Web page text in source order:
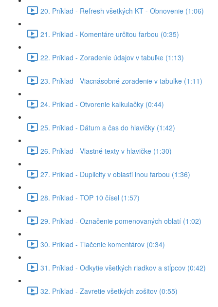
20. Príklad - Refresh všetkých KT - Obnovenie (1:06)
21. Príklad - Komentáre určitou farbou (0:35)
22. Príklad - Zoradenie údajov v tabuľke (1:13)
23. Príklad - Viacnásobné zoradenie v tabuľke (1:11)
24. Príklad - Otvorenie kalkulačky (0:44)
25. Príklad - Dátum a čas do hlavičky (1:42)
26. Príklad - Vlastné texty v hlavičke (1:30)
27. Príklad - Duplicity v oblasti inou farbou (1:36)
28. Príklad - TOP 10 čísel (1:57)
29. Príklad - Označenie pomenovaných oblatí (1:02)
30. Príklad - Tlačenie komentárov (0:34)
31. Príklad - Odkytie všetkých riadkov a stĺpcov (0:42)
32. Príklad - Zavretie všetkých zošitov (0:55)